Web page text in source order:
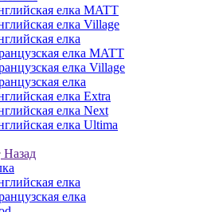
елка MATT
елка Village
елка
елка MATT
елка Village
елка
елка Extra
елка Next
елка Ultima
Назад
елка
елка